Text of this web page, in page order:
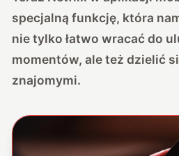
specjalną funkcję, która
nie tylko łatwo wracać do
momentów, ale też dzielić
znajomymi.